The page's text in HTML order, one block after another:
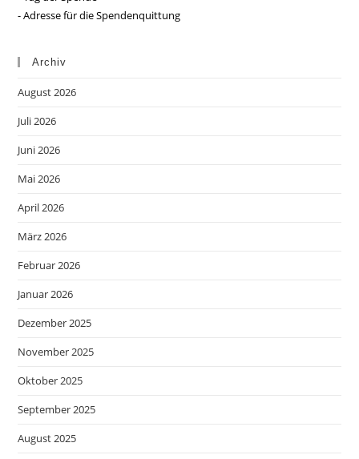
- Adresse für die Spendenquittung
Archiv
August 2026
Juli 2026
Juni 2026
Mai 2026
April 2026
März 2026
Februar 2026
Januar 2026
Dezember 2025
November 2025
Oktober 2025
September 2025
August 2025